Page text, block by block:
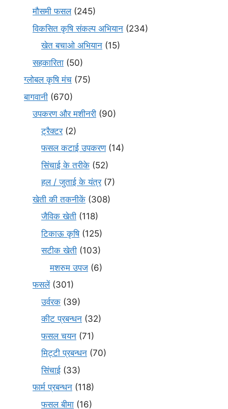
मौसमी फसल(245)
विकसित कृषि संकल्प अभियान (234)
खेत बचाओ अभियान (15)
सहकारिता (50)
ग्लोबल कृषि मंच (75)
बागवानी (670)
उपकरण और मशीनरी (90)
ट्रैक्टर(2)
फसल कटाई उपकरण(14)
सिंचाई के तरीके (52)
हल / जुताई के यंत्र(7)
खेती की तकनीकें (308)
जैविक खेती (118)
टिकाऊ कृषि(125)
सटीक खेती (103)
मशरुम उपज (6)
फसलें(301)
उर्वरक (39)
कीट प्रबन्धन (32)
फसल चयन (71)
मि‌ट्टी प्रबन्धन (70)
सिंचाई (33)
फार्म प्रबन्धन (118)
फसल बीमा (16)